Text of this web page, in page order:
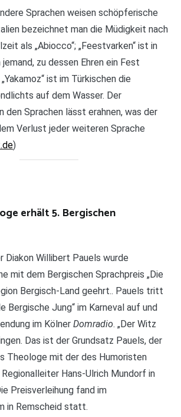
Sprachen weisen schöpferische
bezeichnet man die Müdigkeit nach
als „Abiocco“; „Feestvarken“ ist in
zu dessen Ehren ein Fest
ist im Türkischen die
auf dem Wasser. Der
den Sprachen lässt erahnen, was der
Verlust jeder weiteren Sprache
)
erhält 5. Bergischen
Diakon Willibert Pauels wurde
mit dem Bergischen Sprachpreis „Die
Bergisch-Land geehrt.. Pauels tritt
Bergische Jung“ im Karneval auf und
im Kölner Domradio. „Der Witz
Das ist der Grundsatz Pauels, der
Theologe mit der des Humoristen
Hans-Ulrich Mundorf in
Preisverleihung fand im
in Remscheid statt.